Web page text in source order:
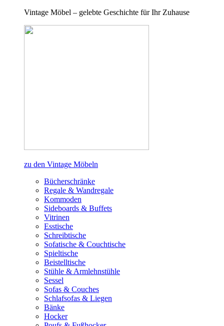
Vintage Möbel – gelebte Geschichte für Ihr Zuhause
zu den Vintage Möbeln
Bücherschränke
Regale & Wandregale
Kommoden
Sideboards & Buffets
Vitrinen
Esstische
Schreibtische
Sofatische & Couchtische
Spieltische
Beistelltische
Stühle & Armlehnstühle
Sessel
Sofas & Couches
Schlafsofas & Liegen
Bänke
Hocker